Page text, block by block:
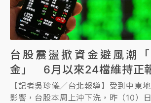
台股震盪掀資金避風潮
金」 6月以來24檔維持正
【記者吳珍儀／台北報導】受到中東
影響，台股本周上沖下洗，昨（10）